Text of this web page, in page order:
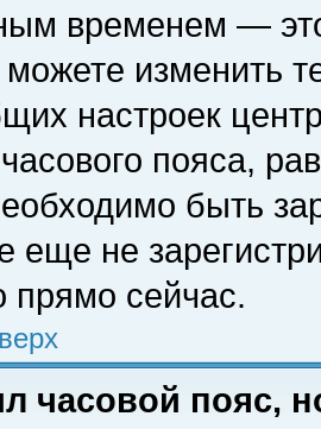
временем —
изменить
настроек
пояса,
быть
еще не
прямо сейчас.
часовой пояс,